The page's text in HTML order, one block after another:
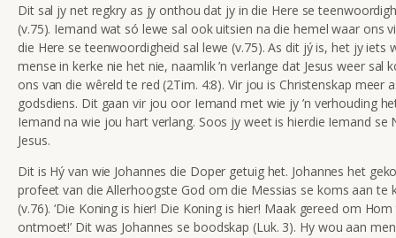
Dit sal jy net regkry as jy onthou dat jy in die Here se
(v.75). Iemand wat só lewe sal ook uitsien na die hemel waar ons
die Here se teenwoordigheid sal lewe (v.75). As dit jý is, het jy iets
mense in kerke nie het nie, naamlik ’n verlange dat Jesus weer sal
ons van die wêreld te red (2Tim. 4:8). Vir jou is Christenskap meer
godsdiens. Dit gaan vir jou oor Iemand met wie jy ’n verhouding
Iemand na wie jou hart verlang. Soos jy weet is hierdie Iemand se
Jesus.
Dit is Hý van wie Johannes die Doper getuig het. Johannes het
profeet van die Allerhoogste God om die Messias se koms aan te
(v.76). ‘Die Koning is hier! Die Koning is hier! Maak gereed om
ontmoet!’ Dit was Johannes se boodskap (Luk. 3). Hy wou aan